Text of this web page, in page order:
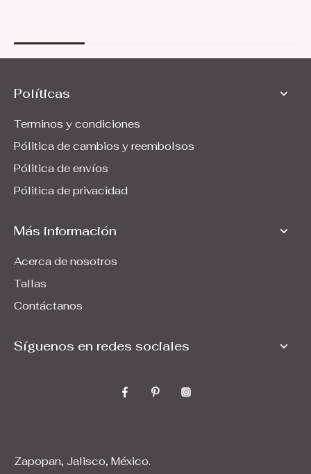
Políticas
Terminos y condiciones
Pólitica de cambios y reembolsos
Pólitica de envíos
Pólitica de privacidad
Más información
Acerca de nosotros
Tallas
Contáctanos
Síguenos en redes sociales
Zapopan, Jalisco, México.